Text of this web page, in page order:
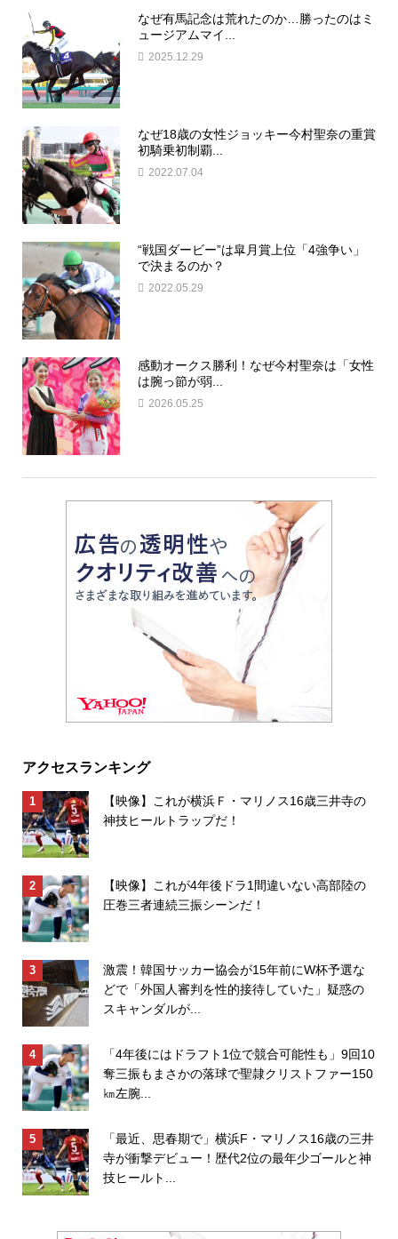
なぜ有馬記念は荒れたのか…勝ったのはミ
ュージアムマイ...
2025.12.29
なぜ18歳の女性ジョッキー今村聖奈の重賞
初騎乗初制覇...
2022.07.04
“戦国ダービー”は皐月賞上位「4強争い」
で決まるのか？
2022.05.29
感動オークス勝利！なぜ今村聖奈は「女性
は腕っ節が弱...
2026.05.25
アクセスランキング
【映像】これが横浜Ｆ・マリノス16歳三井寺の
神技ヒールトラップだ！
【映像】これが4年後ドラ1間違いない高部陸の
圧巻三者連続三振シーンだ！
激震！韓国サッカー協会が15年前にW杯予選な
どで「外国人審判を性的接待していた」疑惑の
スキャンダルが...
「4年後にはドラフト1位で競合可能性も」9回10
奪三振もまさかの落球で聖隷クリストファー150
㎞左腕...
「最近、思春期で」横浜F・マリノス16歳の三井
寺が衝撃デビュー！歴代2位の最年少ゴールと神
技ヒールト...